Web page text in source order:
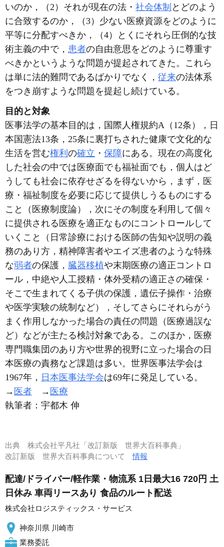
いのか，（2）それが現在の法・ 社会体制 とどのよう
に合致するのか，（3）少ない医療資源をどのように
平等に分配すべきか，（4）とくにそれら圧倒的な技
術主義の中で， 患者の自由意思をどのように尊重す
べきかというような問題が提起されてきた。これら
は単に法的難問であるばかりでなく， 従来の法体系
をつき崩すような問題を提起し続けている。
目的と対象
医事法学の基本目的は，国際人権規約A（12条），日
本国憲法13条，25条に裏打ちされた健康で文化的な
生活を営む権利 の確立 ・ 保障にある。現在の高度化
した社会の中では医療面でも福祉面でも，個人はど
うしても社会に依存せざるを得ないから，まず，医
療・福祉制度を必要に応じて提供しうるものにする
こと（医療制度論），次にその制度を利用して個々
に提供される医療を適正なものにコントロールして
いくこと（日常診療における医師の告知や説明の義
務のあり方，精神障害者やエイズ患者のような特殊
な弱者の保護， 臓器移植や末期医療の適正コントロ
ール，中絶や人工授精・体外受精の適正さの確保・
そこで生まれてくる子供の保護，遺伝子操作・治療
や医学実験の統制など），そしてさらにそれらがう
まく作用しなかった場合の責任の問題（医療過誤な
ど）などが主たる検討対象である。このほか，医療
専門職集団のあり方や世界的視野に立った場合の日
本医療の責務など課題は多い。世界医事法学会は
1967年， 日本医事法学会は69年に発足している。
→ 医者 → 医療
執筆者： 宇都木 伸
出典 株式会社平凡社「改訂新版 世界大百科事典」
改訂新版 世界大百科事典について情報
配達/ドライバー/軽作業・物流系 1日最大16 720円 土
日休み 車両リースあり 食品のルート配送
株式会社ロジスティックス・サービス
神奈川県 川崎市
業務委託